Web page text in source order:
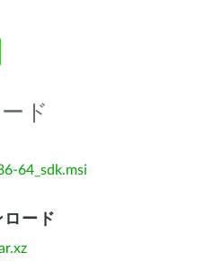
ド
64_sdk.msi
ード